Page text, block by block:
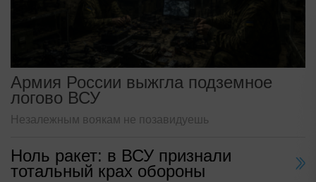
Армия России выжгла подземное
логово ВСУ
Незалежным воякам не позавидуешь
Ноль ракет: в ВСУ признали
тотальный крах обороны